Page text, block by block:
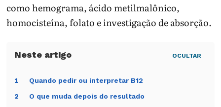
como hemograma, ácido metilmalônico,
homocisteína, folato e investigação de absorção.
OCULTAR
1 Quando pedir ou interpretar B12
2 O que muda depois do resultado